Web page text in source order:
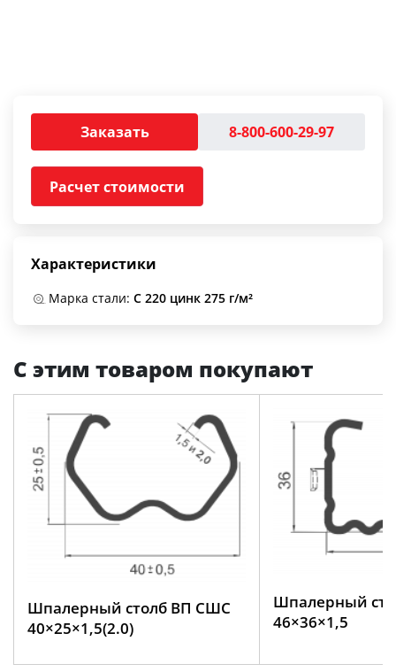
Заказать 8-800-600-29-97
Расчет стоимости
Характеристики
Марка стали: С 220 цинк 275 г/м²
С этим товаром покупают
Шпалерный столб ВП СШС
40×25×1,5(2.0)
Шпалерный
46×36×1,5